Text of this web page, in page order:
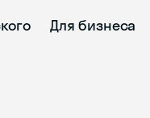
Для бизнеса